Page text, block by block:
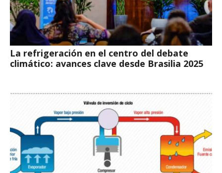
La refrigeración en el centro del debate
climático: avances clave desde Brasilia 2025